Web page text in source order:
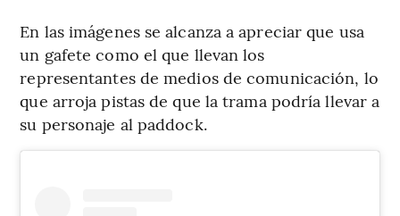
En las imágenes se alcanza a apreciar que usa
un gafete como el que llevan los
representantes de medios de comunicación, lo
que arroja pistas de que la trama podría llevar a
su personaje al paddock.